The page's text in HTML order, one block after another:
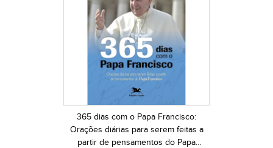
365 dias com o Papa Francisco:
Orações diárias para serem feitas a
partir de pensamentos do Papa